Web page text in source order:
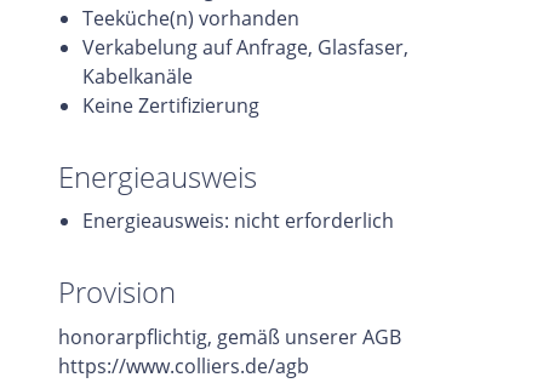
Teeküche(n) vorhanden
Verkabelung auf Anfrage, Glasfaser,
Kabelkanäle
Keine Zertifizierung
Energieausweis
Energieausweis: nicht erforderlich
Provision
honorarpflichtig, gemäß unserer AGB
https://www.colliers.de/agb